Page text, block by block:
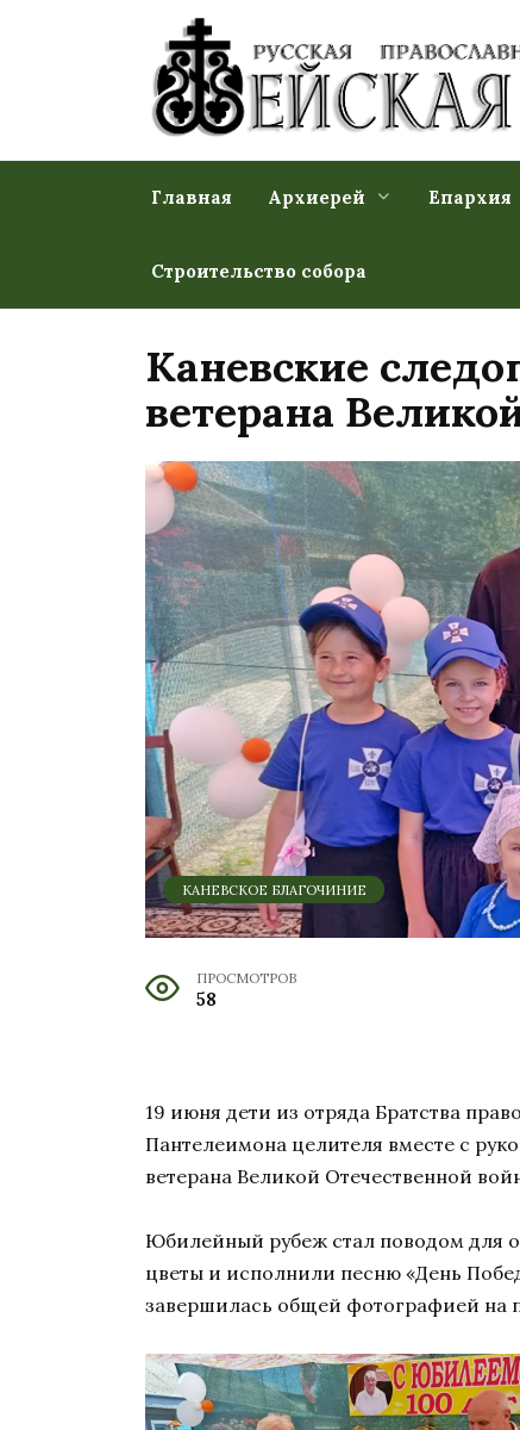
Главная Архиерей Епархия
Строительство собора
Каневские
ветерана
КАНЕВСКОЕ БЛАГОЧИНИЕ
ПРОСМОТРОВ
58
19 июня дети из отряда Братства
Пантелеимона целителя вместе с
ветерана Великой Отечественной
Юбилейный рубеж стал поводом для
цветы и исполнили песню «День
завершилась общей фотографией на